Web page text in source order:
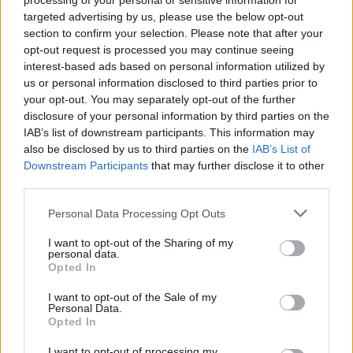
targeted advertising by us, please use the below opt-out
section to confirm your selection. Please note that after your
opt-out request is processed you may continue seeing
interest-based ads based on personal information utilized by
us or personal information disclosed to third parties prior to
your opt-out. You may separately opt-out of the further
disclosure of your personal information by third parties on the
IAB’s list of downstream participants. This information may
also be disclosed by us to third parties on the IAB’s List of
Downstream Participants that may further disclose it to other
Personal Data Processing Opt Outs
I want to opt-out of the Sharing of my
personal data.
Opted In
I want to opt-out of the Sale of my
Personal Data.
Opted In
V Hranické propasti na Přerovsku zemřel při
průzkumném ponoru potápěč
8.8.2026 09:58 | HRANICE (
Diskuse: 1
V Hranické propasti, nejhlubší
zatopené jeskyni na světě,
zemřel potápěč. Tragická
událost se stala ve středu při
průzkumném ponoru,
informovala na sociálnísíti Speleologická záchranná služba. Tělo
bylo vyzvednuto z hloubky 186 metrů. Na případ upozornil server
Novinky.cz. Policie případ vyšetřuje pro trestný čin usmrcení z
Prodej hybridních vozů se do konce července zvýšil o
16 procent na 43 653 vozů
Prodej nových aut s hybridním
procenta na 43 653 vozů. Z